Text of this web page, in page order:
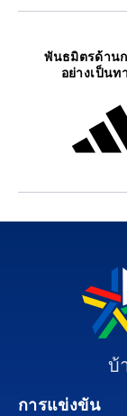
พันธมิตรด้าน
อย่างเป็นท
บ้
การแข่งขัน